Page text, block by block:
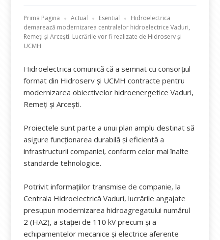
Prima Pagina Actual Esential
Hidroelectrica
demarează modernizarea centralelor hidroelectrice Vaduri,
Remeți și Arcești. Lucrările vor fi realizate de Hidroserv și
UCMH
Hidroelectrica comunică că a semnat cu consorțiul
format din Hidroserv și UCMH contracte pentru
modernizarea obiectivelor hidroenergetice Vaduri,
Remeți și Arcești.
Proiectele sunt parte a unui plan amplu destinat să
asigure funcționarea durabilă și eficientă a
infrastructurii companiei, conform celor mai înalte
standarde tehnologice.
Potrivit informațiilor transmise de companie, la
Centrala Hidroelectrică Vaduri, lucrările angajate
presupun modernizarea hidroagregatului numărul
2 (HA2), a stației de 110 kV precum și a
echipamentelor mecanice și electrice aferente